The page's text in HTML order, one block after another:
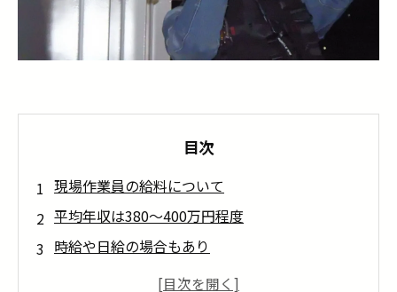
目次
現場作業員の給料について
平均年収は380～400万円程度
時給や日給の場合もあり
賞与については会社の業績や採用規定による